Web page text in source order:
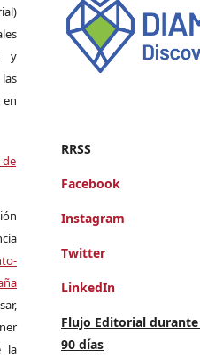
y
de
la
RRSS
Facebook
Instagram
Twitter
LinkedIn
Flujo Editorial
90 días